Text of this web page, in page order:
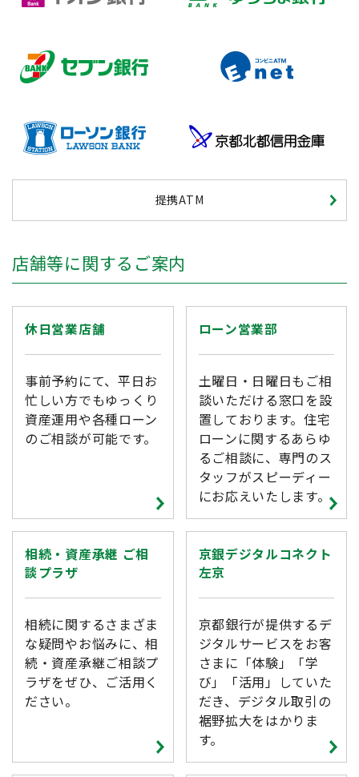
提携ATM
店舗等に関するご案内
休日営業店舗
事前予約にて、平日お
忙しい方でもゆっくり
資産運用や各種ローン
のご相談が可能です。
ローン営業部
土曜日・日曜日もご相
談いただける窓口を設
置しております。住宅
ローンに関するあらゆ
るご相談に、専門のス
タッフがスピーディー
にお応えいたします。
相続・資産承継 ご相
談プラザ
相続に関するさまざま
な疑問やお悩みに、相
続・資産承継ご相談プ
ラザをぜひ、ご活用く
ださい。
京銀デジタルコネクト
左京
京都銀行が提供するデ
ジタルサービスをお客
さまに「体験」「学
び」「活用」していた
だき、デジタル取引の
裾野拡大をはかりま
す。